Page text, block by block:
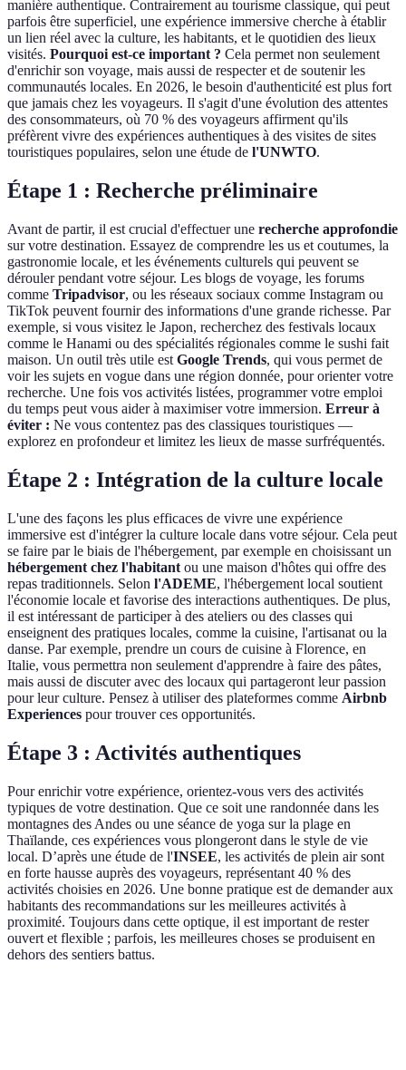
manière authentique. Contrairement au tourisme classique, qui peut
parfois être superficiel, une expérience immersive cherche à établir
un lien réel avec la culture, les habitants, et le quotidien des lieux
visités. Pourquoi est-ce important ? Cela permet non seulement
d'enrichir son voyage, mais aussi de respecter et de soutenir les
communautés locales. En 2026, le besoin d'authenticité est plus fort
que jamais chez les voyageurs. Il s'agit d'une évolution des attentes
des consommateurs, où 70 % des voyageurs affirment qu'ils
préfèrent vivre des expériences authentiques à des visites de sites
touristiques populaires, selon une étude de l'UNWTO.
Étape 1 : Recherche préliminaire
Avant de partir, il est crucial d'effectuer une recherche approfondie
sur votre destination. Essayez de comprendre les us et coutumes, la
gastronomie locale, et les événements culturels qui peuvent se
dérouler pendant votre séjour. Les blogs de voyage, les forums
comme Tripadvisor, ou les réseaux sociaux comme Instagram ou
TikTok peuvent fournir des informations d'une grande richesse. Par
exemple, si vous visitez le Japon, recherchez des festivals locaux
comme le Hanami ou des spécialités régionales comme le sushi fait
maison. Un outil très utile est Google Trends, qui vous permet de
voir les sujets en vogue dans une région donnée, pour orienter votre
recherche. Une fois vos activités listées, programmer votre emploi
du temps peut vous aider à maximiser votre immersion. Erreur à
éviter : Ne vous contentez pas des classiques touristiques —
explorez en profondeur et limitez les lieux de masse surfréquentés.
Étape 2 : Intégration de la culture locale
L'une des façons les plus efficaces de vivre une expérience
immersive est d'intégrer la culture locale dans votre séjour. Cela peut
se faire par le biais de l'hébergement, par exemple en choisissant un
hébergement chez l'habitant ou une maison d'hôtes qui offre des
repas traditionnels. Selon l'ADEME, l'hébergement local soutient
l'économie locale et favorise des interactions authentiques. De plus,
il est intéressant de participer à des ateliers ou des classes qui
enseignent des pratiques locales, comme la cuisine, l'artisanat ou la
danse. Par exemple, prendre un cours de cuisine à Florence, en
Italie, vous permettra non seulement d'apprendre à faire des pâtes,
mais aussi de discuter avec des locaux qui partageront leur passion
pour leur culture. Pensez à utiliser des plateformes comme Airbnb
Experiences pour trouver ces opportunités.
Étape 3 : Activités authentiques
Pour enrichir votre expérience, orientez-vous vers des activités
typiques de votre destination. Que ce soit une randonnée dans les
montagnes des Andes ou une séance de yoga sur la plage en
Thaïlande, ces expériences vous plongeront dans le style de vie
local. D’après une étude de l'INSEE, les activités de plein air sont
en forte hausse auprès des voyageurs, représentant 40 % des
activités choisies en 2026. Une bonne pratique est de demander aux
habitants des recommandations sur les meilleures activités à
proximité. Toujours dans cette optique, il est important de rester
ouvert et flexible ; parfois, les meilleures choses se produisent en
dehors des sentiers battus.